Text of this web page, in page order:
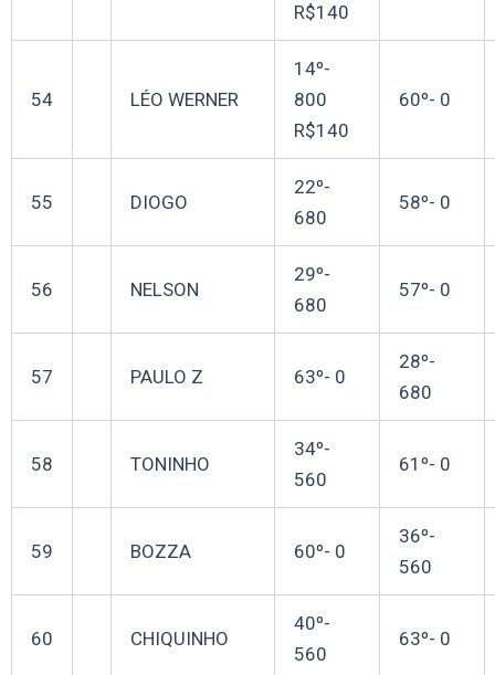
R$140
54 LÉO WERNER
14º-
800
R$140
60º- 0
55 DIOGO
22º-
680
58º- 0
56 NELSON
29º-
680
57º- 0
57 PAULO Z 63º- 0
28º-
680
58 TONINHO
34º-
560
61º- 0
59 BOZZA 60º- 0
36º-
560
60 CHIQUINHO
40º-
560
63º- 0